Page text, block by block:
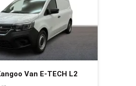
Van E-TECH L2